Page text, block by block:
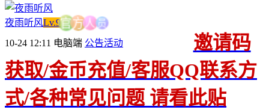
夜雨听风Lv.9官 方 人员
10-24 12:11 电脑端 公告活动
邀请码
获取/金币充值/客服QQ联系方
式/各种常见问题 请看此贴